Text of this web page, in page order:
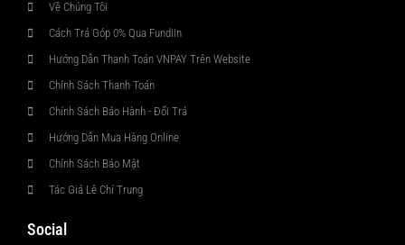
Về Chúng Tôi
Cách Trả Góp 0% Qua Fundiin
Hướng Dẫn Thanh Toán VNPAY Trên Website
Chính Sách Thanh Toán
Chính Sách Bảo Hành - Đổi Trả
Hướng Dẫn Mua Hàng Online
Chính Sách Bảo Mật
Tác Giả Lê Chí Trung
Social